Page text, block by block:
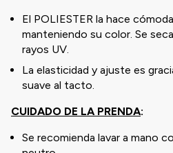
El POLIESTER la hace
manteniendo su color. Se
rayos UV.
La elasticidad y ajuste es
suave al tacto.
CUIDADO DE LA PRENDA:
Se recomienda lavar a mano